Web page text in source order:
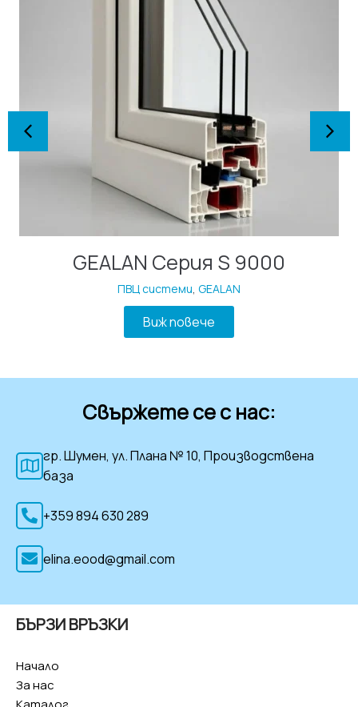
GEALAN Серия S 9000
ПВЦ системи, GEALAN
Виж повече
Свържете се с нас:
гр. Шумен, ул. Плана № 10, Производствена
база
+359 894 630 289
elina.eood@gmail.com
БЪРЗИ ВРЪЗКИ
Начало
За нас